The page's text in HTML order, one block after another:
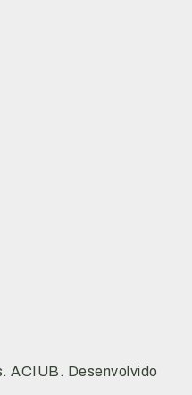
ACIUB. Desenvolvido